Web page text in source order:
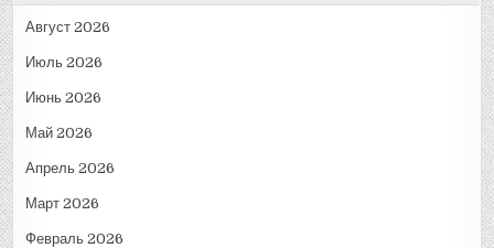
Август 2026
Июль 2026
Июнь 2026
Май 2026
Апрель 2026
Март 2026
Февраль 2026